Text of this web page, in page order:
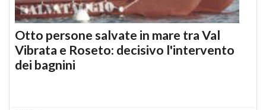
Otto persone salvate in mare tra Val
Vibrata e Roseto: decisivo l'intervento
dei bagnini